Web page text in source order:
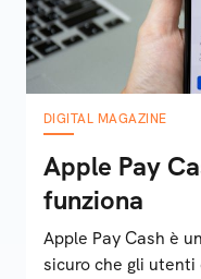
DIGITAL MAGAZINE
Apple Pay
funziona
Apple Pay Cash è
sicuro che gli utenti